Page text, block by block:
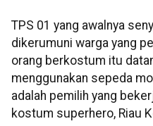
TPS 01 yang awalnya
dikerumuni warga yang
orang berkostum itu
menggunakan sepeda
adalah pemilih yang
kostum superhero, Riau